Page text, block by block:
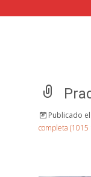
Publicado el
completa (1015